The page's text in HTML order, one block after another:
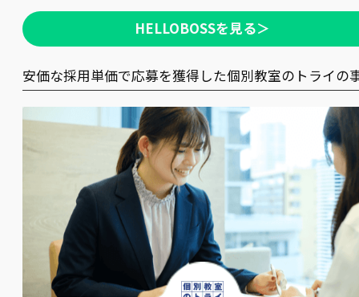
HELLOBOSSを見る＞
安価な採用単価で応募を獲得した個別教室のトライの